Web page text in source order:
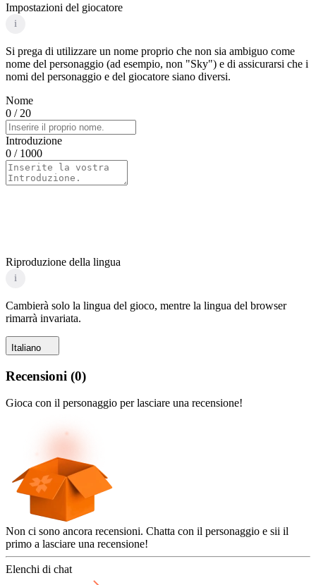
Impostazioni del giocatore
i
Si prega di utilizzare un nome proprio che non sia ambiguo come
nome del personaggio (ad esempio, non "Sky") e di assicurarsi che i
nomi del personaggio e del giocatore siano diversi.
Nome
0 / 20
Introduzione
0 / 1000
Riproduzione della lingua
i
Cambierà solo la lingua del gioco, mentre la lingua del browser
rimarrà invariata.
Italiano
Recensioni (0)
Gioca con il personaggio per lasciare una recensione!
Non ci sono ancora recensioni. Chatta con il personaggio e sii il
primo a lasciare una recensione!
Elenchi di chat